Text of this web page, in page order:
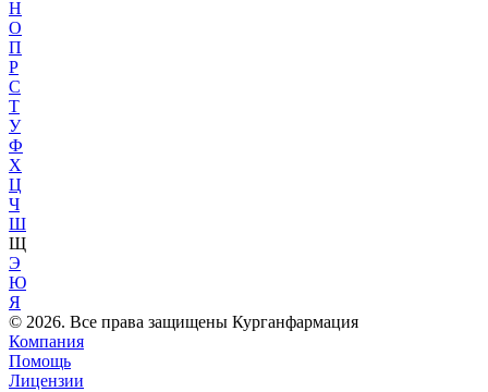
Н
О
П
Р
С
Т
У
Ф
Х
Ц
Ч
Ш
Щ
Э
Ю
Я
© 2026. Все права защищены Курганфармация
Компания
Помощь
Лицензии